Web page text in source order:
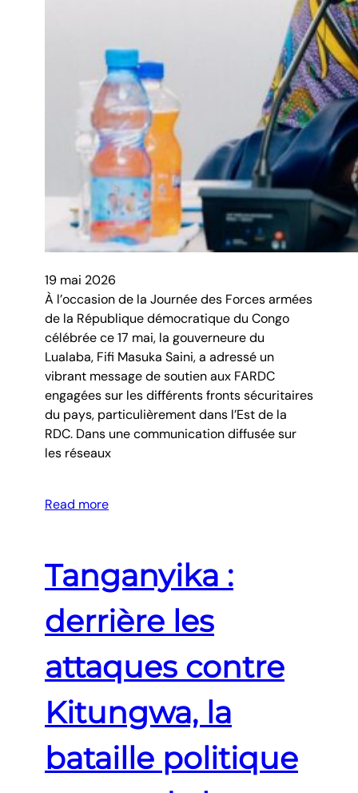
19 mai 2026
À l’occasion de la Journée des Forces armées
de la République démocratique du Congo
célébrée ce 17 mai, la gouverneure du
Lualaba, Fifi Masuka Saini, a adressé un
vibrant message de soutien aux FARDC
engagées sur les différents fronts sécuritaires
du pays, particulièrement dans l’Est de la
RDC. Dans une communication diffusée sur
les réseaux
Read more
Tanganyika :
derrière les
attaques contre
Kitungwa, la
bataille politique